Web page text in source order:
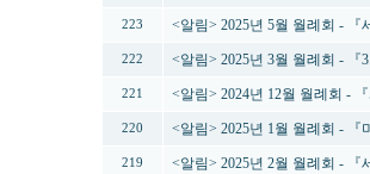
223 <알림> 2025년 5월 월례회 -
222 <알림> 2025년 3월 월례회 - 『
221 <알림> 2024년 12월 월례회 -
220 <알림> 2025년 1월 월례회 -
219 <알림> 2025년 2월 월례회 -